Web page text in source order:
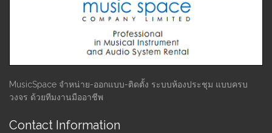
MusicSpace จำหน่าย-ออกแบบ-ติดตั้ง ระบบห้องประชุม แบบครบ
วงจร ด้วยทีมงานมืออาชีพ
Contact Information